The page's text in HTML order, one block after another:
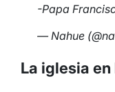
-Papa
— Nahue
La iglesia